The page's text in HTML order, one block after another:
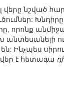
վերը նշված
որոնք
Ինչպես
է հետագա